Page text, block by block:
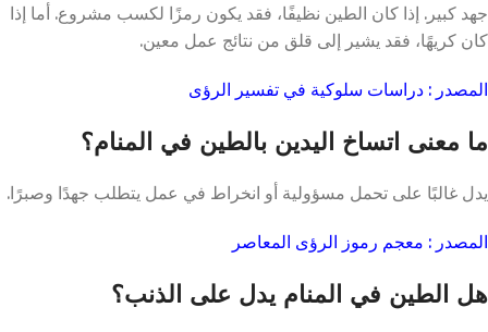
جهد كبير. إذا كان الطين نظيفًا، فقد يكون رمزًا لكسب مشروع. أما إذا
كان كريهًا، فقد يشير إلى قلق من نتائج عمل معين.
المصدر : دراسات سلوكية في تفسير الرؤى
ما معنى اتساخ اليدين بالطين في المنام؟
يدل غالبًا على تحمل مسؤولية أو انخراط في عمل يتطلب جهدًا وصبرًا.
المصدر : معجم رموز الرؤى المعاصر
هل الطين في المنام يدل على الذنب؟